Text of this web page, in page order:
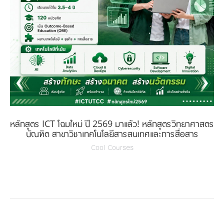
หลักสูตร ICT โฉมใหม่ ปี 2569 มาแล้ว! หลักสูตรวิทยาศาสตร
บัณฑิต สาขาวิชาเทคโนโลยีสารสนเทศและการสื่อสาร
Cool Courses